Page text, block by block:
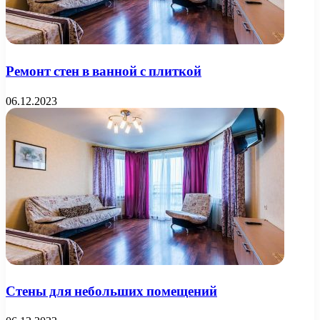
Ремонт стен в ванной с плиткой
06.12.2023
Стены для небольших помещений